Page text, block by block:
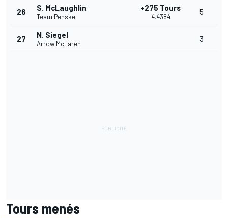
26 S. McLaughlin
Team Penske
+275 Tours
4.4384
5
27 N. Siegel
Arrow McLaren
3
Tours menés